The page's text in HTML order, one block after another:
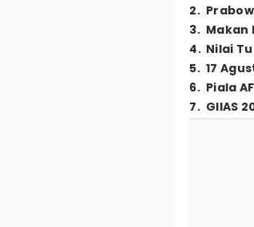
2.
3. Makan
4. Nilai
5. 17
6. Piala
7. GIIAS